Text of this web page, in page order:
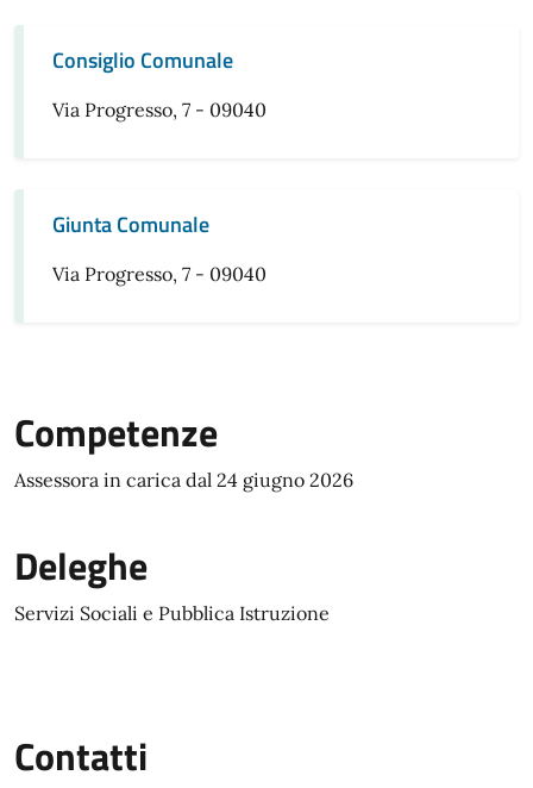
Consiglio Comunale
Via Progresso, 7 - 09040
Giunta Comunale
Via Progresso, 7 - 09040
Competenze
Assessora in carica dal 24 giugno 2026
Deleghe
Servizi Sociali e Pubblica Istruzione
Contatti